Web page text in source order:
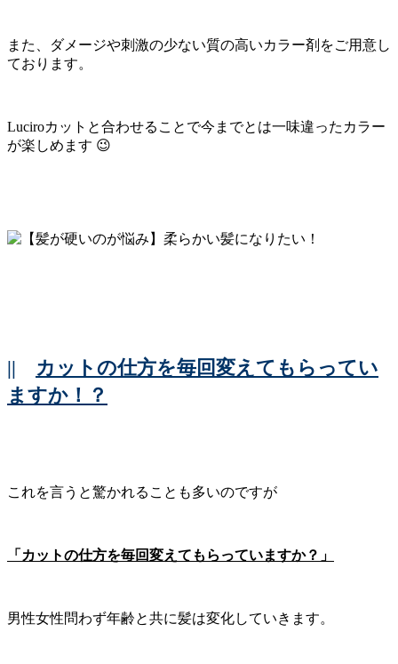
また、ダメージや刺激の少ない質の高いカラー剤をご用意し
ております。
Luciroカットと合わせることで今までとは一味違ったカラー
が楽しめます 😉
|| カットの仕方を毎回変えてもらってい
ますか！？
これを言うと驚かれることも多いのですが
「カットの仕方を毎回変えてもらっていますか？」
男性女性問わず年齢と共に髪は変化していきます。